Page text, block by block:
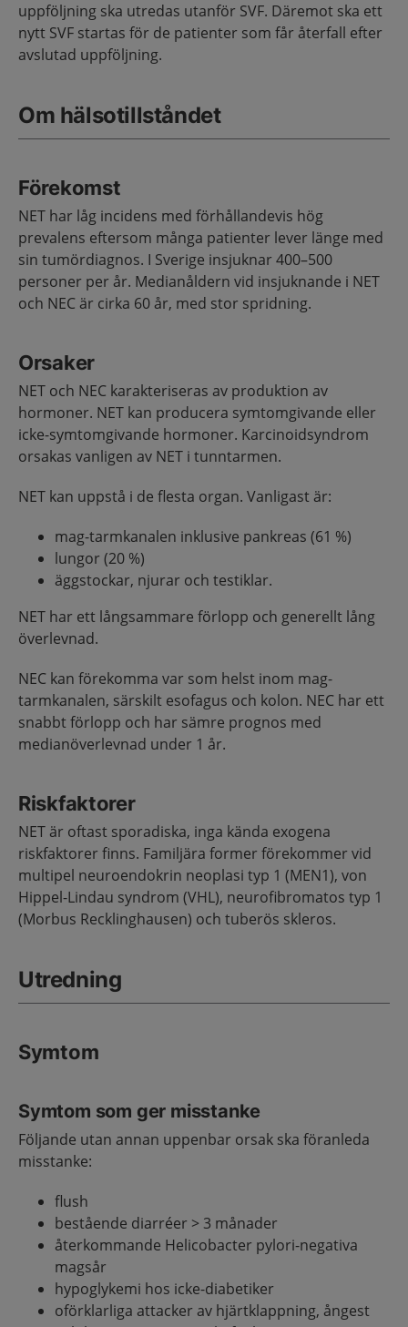
uppföljning ska utredas utanför SVF. Däremot ska ett
nytt SVF startas för de patienter som får återfall efter
avslutad uppföljning.
Om hälsotillståndet
Förekomst
NET har låg incidens med förhållandevis hög
prevalens eftersom många patienter lever länge med
sin tumördiagnos. I Sverige insjuknar 400–500
personer per år. Medianåldern vid insjuknande i NET
och NEC är cirka 60 år, med stor spridning.
Orsaker
NET och NEC karakteriseras av produktion av
hormoner. NET kan producera symtomgivande eller
icke-symtomgivande hormoner. Karcinoidsyndrom
orsakas vanligen av NET i tunntarmen.
NET kan uppstå i de flesta organ. Vanligast är:
mag-tarmkanalen inklusive pankreas (61 %)
lungor (20 %)
äggstockar, njurar och testiklar.
NET har ett långsammare förlopp och generellt lång
överlevnad.
NEC kan förekomma var som helst inom mag-
tarmkanalen, särskilt esofagus och kolon. NEC har ett
snabbt förlopp och har sämre prognos med
medianöverlevnad under 1 år.
Riskfaktorer
NET är oftast sporadiska, inga kända exogena
riskfaktorer finns. Familjära former förekommer vid
multipel neuroendokrin neoplasi typ 1 (MEN1), von
Hippel-Lindau syndrom (VHL), neurofibromatos typ 1
(Morbus Recklinghausen) och tuberös skleros.
Utredning
Symtom
Symtom som ger misstanke
Följande utan annan uppenbar orsak ska föranleda
misstanke:
flush
bestående diarréer > 3 månader
återkommande Helicobacter pylori-negativa
magsår
hypoglykemi hos icke-diabetiker
oförklarliga attacker av hjärtklappning, ångest